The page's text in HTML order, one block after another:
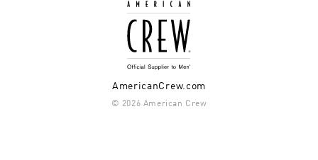
AmericanCrew.com
© 2026 American Crew